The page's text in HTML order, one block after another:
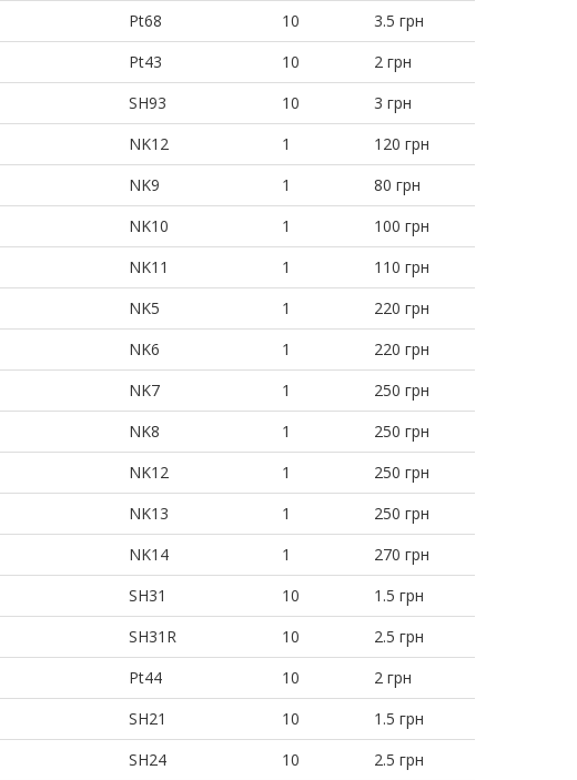
Pt68 10
3.5 грн
Pt43 10
2 грн
SH93 10
3 грн
NK12 1
120 грн
NK9 1
80 грн
NK10 1
100 грн
NK11 1
110 грн
NK5 1
220 грн
NK6 1
220 грн
NK7 1
250 грн
NK8 1
250 грн
NK12 1
250 грн
NK13 1
250 грн
NK14 1
270 грн
SH31 10
1.5 грн
SH31R 10
2.5 грн
Pt44 10
2 грн
SH21 10
1.5 грн
SH24 10
2.5 грн